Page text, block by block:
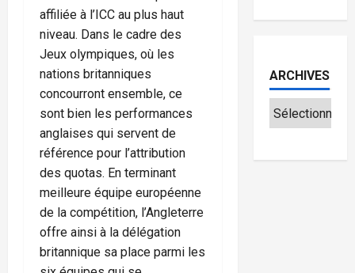
affiliée à l’ICC au plus haut
niveau. Dans le cadre des
Jeux olympiques, où les
nations britanniques
concourront ensemble, ce
sont bien les performances
anglaises qui servent de
référence pour l’attribution
des quotas. En terminant
meilleure équipe européenne
de la compétition, l’Angleterre
offre ainsi à la délégation
britannique sa place parmi les
ARCHIVES